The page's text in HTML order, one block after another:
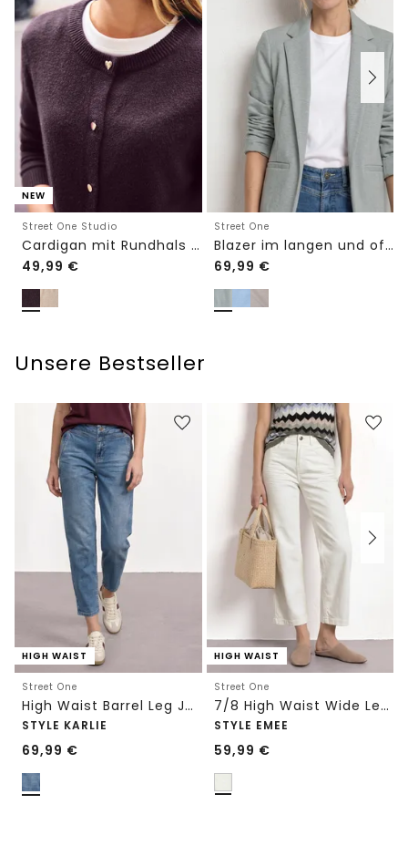
NEW
Street One Studio
Cardigan mit Rundhals und Knöpfen
49,99 €
Street One
Blazer im langen und offenen Schnitt
69,99 €
Unsere Bestseller
HIGH WAIST
Street One
High Waist Barrel Leg Jeans im Loose Fit
STYLE KARLIE
69,99 €
HIGH WAIST
Street One
7/8 High Waist Wide Leg Jeans im Loose Fit
STYLE EMEE
59,99 €